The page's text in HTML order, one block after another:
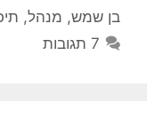
בן שמש, מנהל,
7 תגובות